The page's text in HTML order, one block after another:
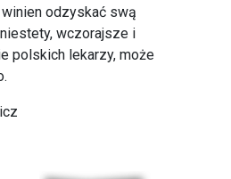
odzyskać swą
wczorajsze i
polskich lekarzy, może